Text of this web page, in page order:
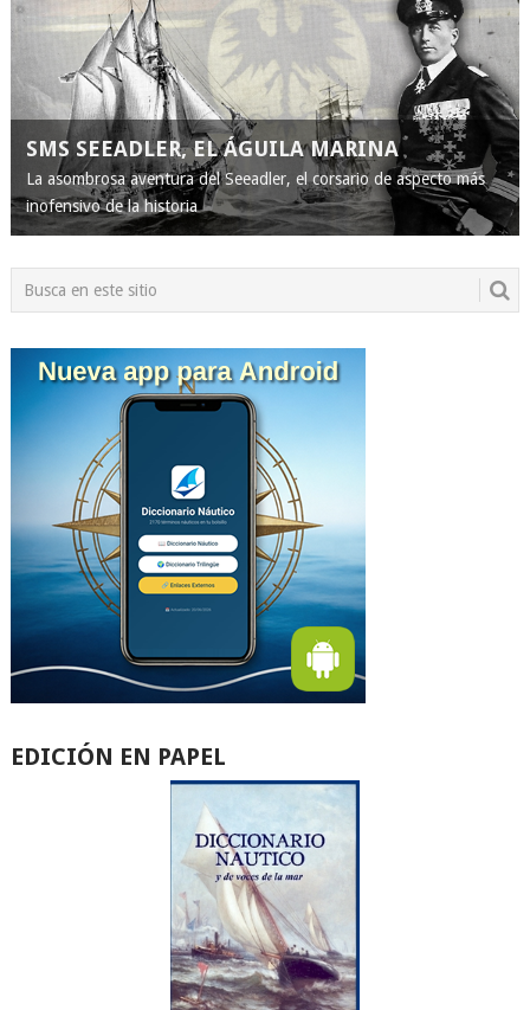
SMS SEEADLER, EL ÁGUILA MARINA
La asombrosa aventura del Seeadler, el corsario de aspecto más
inofensivo de la historia
EDICIÓN EN PAPEL